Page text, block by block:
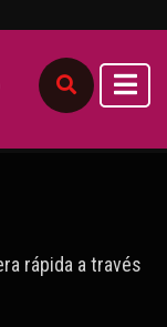
rápida a través